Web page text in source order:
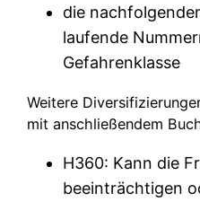
die
laufende
Gefahrenklasse
Weitere
mit anschließendem
H360: Kann die
beeinträchtigen